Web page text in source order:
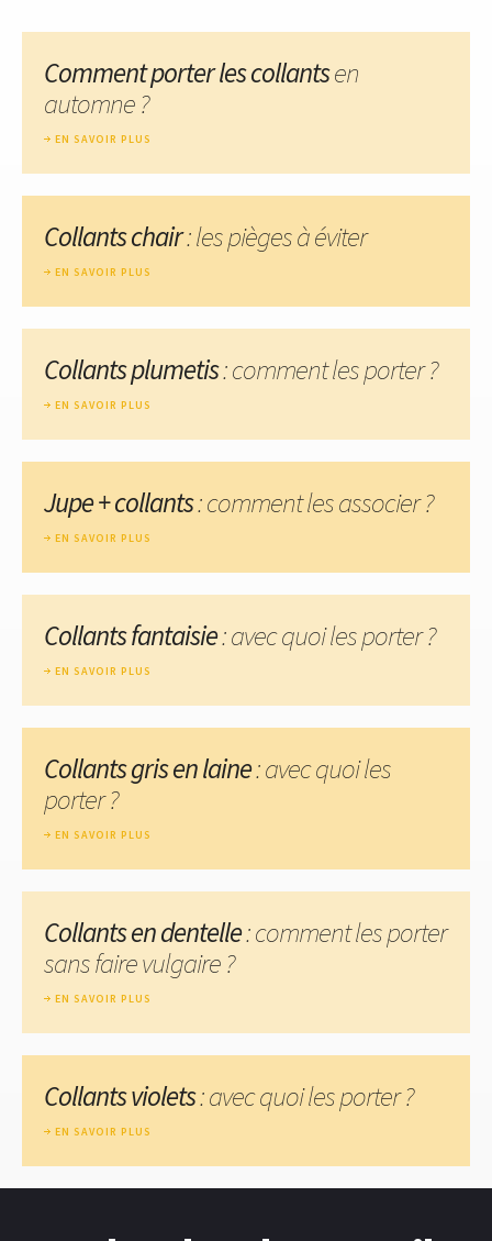
Comment porter les collantsen
automne ?
EN SAVOIR PLUS
Collants chair: les pièges à éviter
EN SAVOIR PLUS
Collants plumetis: comment les porter ?
EN SAVOIR PLUS
Jupe + collants: comment les associer ?
EN SAVOIR PLUS
Collants fantaisie: avec quoi les porter ?
EN SAVOIR PLUS
Collants gris en laine: avec quoi les
porter ?
EN SAVOIR PLUS
Collants en dentelle: comment les porter
sans faire vulgaire ?
EN SAVOIR PLUS
Collants violets: avec quoi les porter ?
EN SAVOIR PLUS